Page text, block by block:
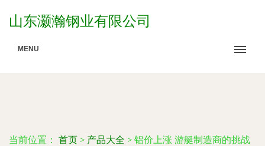
山东灏瀚钢业有限公司
MENU
当前位置： 首页 > 产品大全 > 铝价上涨 游艇制造商的挑战